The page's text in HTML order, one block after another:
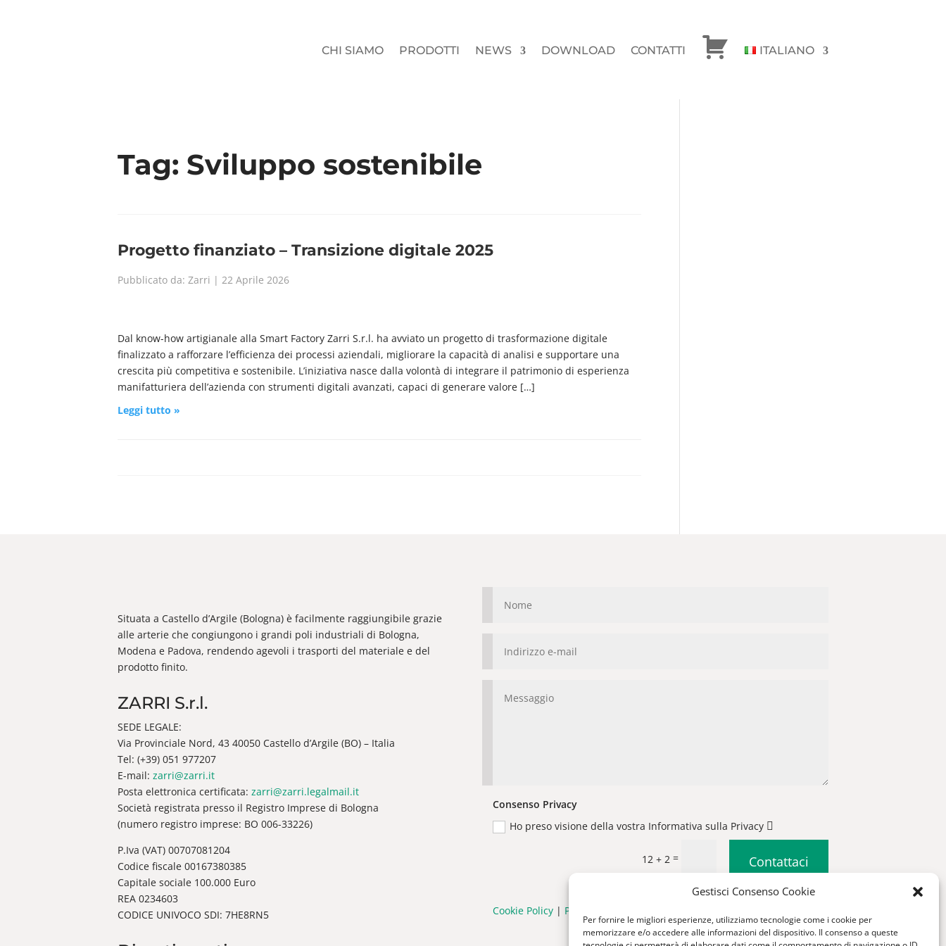
Gestisci Consenso Cookie
Per fornire le migliori esperienze, utilizziamo tecnologie come i cookie per
memorizzare e/o accedere alle informazioni del dispositivo. Il consenso a queste
CHI SIAMO PRODOTTI NEWS DOWNLOAD CONTATTI CHECKOUTITALIANO
Tag: Sviluppo sostenibile
Progetto finanziato – Transizione digitale 2025
Pubblicato da: Zarri | 22 Aprile 2026
Dal know-how artigianale alla Smart Factory Zarri S.r.l. ha avviato un progetto di trasformazione digitale
finalizzato a rafforzare l’efficienza dei processi aziendali, migliorare la capacità di analisi e supportare una
crescita più competitiva e sostenibile. L’iniziativa nasce dalla volontà di integrare il patrimonio di esperienza
manifatturiera dell’azienda con strumenti digitali avanzati, capaci di generare valore […]
Leggi tutto »
Situata a Castello d’Argile (Bologna) è facilmente raggiungibile grazie
alle arterie che congiungono i grandi poli industriali di Bologna,
Modena e Padova, rendendo agevoli i trasporti del materiale e del
prodotto finito.
ZARRI S.r.l.
SEDE LEGALE:
Via Provinciale Nord, 43 40050 Castello d’Argile (BO) – Italia
Tel: (+39) 051 977207
E-mail: zarri@zarri.it
Posta elettronica certificata: zarri@zarri.legalmail.it
Società registrata presso il Registro Imprese di Bologna
(numero registro imprese: BO 006-33226)
P.Iva (VAT) 00707081204
Codice fiscale 00167380385
Capitale sociale 100.000 Euro
REA 0234603
CODICE UNIVOCO SDI: 7HE8RN5
Consenso Privacy
Ho preso visione della vostra Informativa sulla Privacy
12 + 2 = Contattaci
Cookie Policy| Privacy Policy